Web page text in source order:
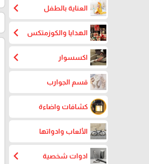
العناية بالطفل chevron_left
الهدايا والكوزمتكس chevron_left
اكسسوار chevron_left
قسم الجوارب
كشافات واضاءة
الألعاب وادواتها
ادوات شخصية chevron_left